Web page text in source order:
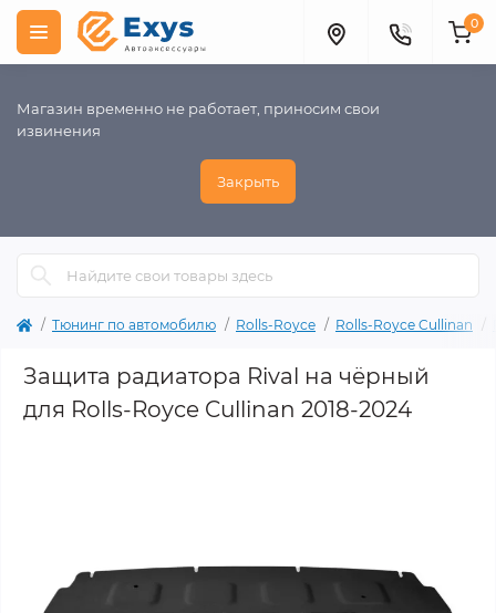
Магазин временно не работает, приносим свои
извинения
Закрыть
0
Тюнинг по автомобилю Rolls-Royce Rolls-Royce Cullinan
Защита радиатора Rival на чёрный
для Rolls-Royce Cullinan 2018-2024